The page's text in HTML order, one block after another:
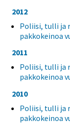
2012
Poliisi, tulli ja
pakkokeinoa
2011
Poliisi, tulli ja
pakkokeinoa
2010
Poliisi, tulli ja
pakkokeinoa